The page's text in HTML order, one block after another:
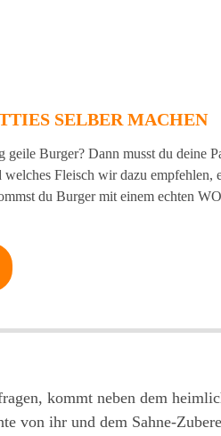
SELBER MACHEN
Burger? Dann musst du deine
welches Fleisch wir dazu empfehlen,
du Burger mit einem echten
kommt neben dem
von ihr und dem Sahne-